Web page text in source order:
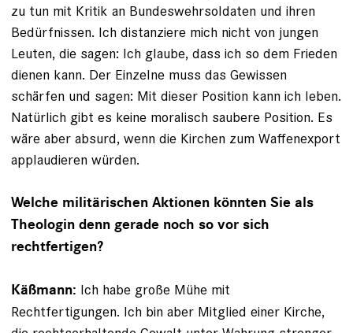
zu tun mit Kritik an Bundeswehrsoldaten und ihren
Bedürfnissen. Ich distanziere mich nicht von jungen
Leuten, die sagen: Ich glaube, dass ich so dem Frieden
dienen kann. Der Einzelne muss das Gewissen
schärfen und sagen: Mit dieser Position kann ich leben.
Natürlich gibt es keine moralisch saubere Position. Es
wäre aber absurd, wenn die Kirchen zum Waffenexport
applaudieren würden.
Welche militärischen Aktionen könnten Sie als
Theologin denn gerade noch so vor sich
rechtfertigen?
Käßmann: Ich habe große Mühe mit
Rechtfertigungen. Ich bin aber Mitglied einer Kirche,